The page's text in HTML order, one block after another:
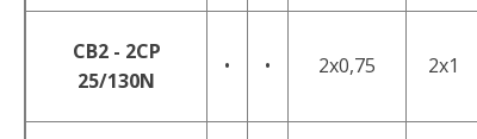
CB2 - 2CP
25/130N
• • 2x0,75 2x1